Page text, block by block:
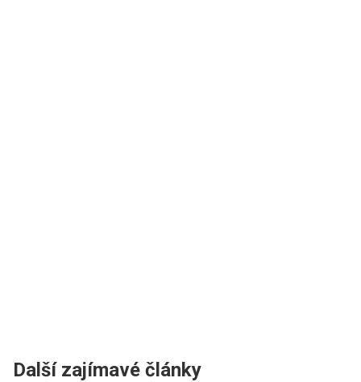
Další zajímavé články